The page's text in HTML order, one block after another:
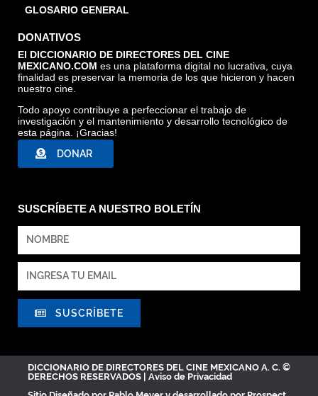
GLOSARIO GENERAL
DONATIVOS
El DICCIONARIO DE DIRECTORES DEL CINE
MEXICANO.COM es una plataforma digital no lucrativa, cuya
finalidad es preservar la memoria de los que hicieron y hacen
nuestro cine.
Todo apoyo contribuye a perfeccionar el trabajo de
investigación y el mantenimiento y desarrollo tecnológico de
esta página. ¡Gracias!
DONAR
SUSCRÍBETE A NUESTRO BOLETÍN
SUSCRÍBETE
DICCIONARIO DE DIRECTORES DEL CINE MEXICANO A. C. ©
DERECHOS RESERVADOS | Aviso de Privacidad